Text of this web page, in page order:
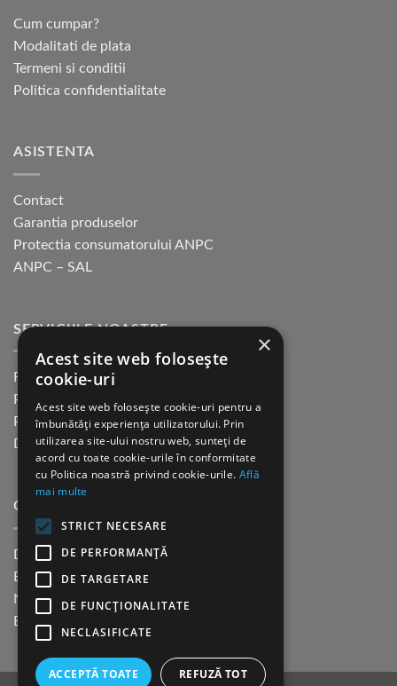
Cum cumpar?
Modalitati de plata
Termeni si conditii
Politica confidentialitate
ASISTENTA
Contact
Garantia produselor
Protectia consumatorului ANPC
ANPC – SAL
SERVICIILE NOASTRE
Returnare in 30 de zile
Plata cu cardul Guerrilla
Plata in rate fara dobanda
Distributie sau profesionisti
CINE SUNTEM?
Despre noi
Blog
Newsletter
Evenimente
×
Acest site web folosește
cookie-uri
Acest site web folosește cookie-uri pentru a
îmbunătăți experiența utilizatorului. Prin
utilizarea site-ului nostru web, sunteți de
acord cu toate cookie-urile în conformitate
cu Politica noastră privind cookie-urile. Află
mai multe
STRICT NECESARE
DE PERFORMANȚĂ
DE TARGETARE
DE FUNCŢIONALITATE
NECLASIFICATE
ACCEPTĂ TOATE REFUZĂ TOT